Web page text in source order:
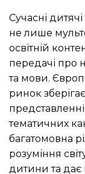
Сучасні
не лише
освітній
передачі про
та мови.
ринок
тематичних
багатомовна
розуміння
дитини та дає